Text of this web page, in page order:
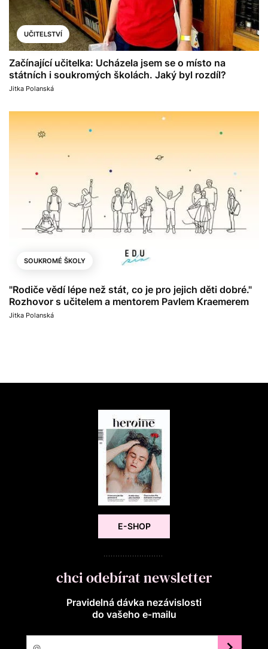
UČITELSTVÍ
Začínající učitelka: Ucházela jsem se o místo na
státních i soukromých školách. Jaký byl rozdíl?
Jitka Polanská
SOUKROMÉ ŠKOLY
"Rodiče vědí lépe než stát, co je pro jejich děti dobré."
Rozhovor s učitelem a mentorem Pavlem Kraemerem
Jitka Polanská
E-SHOP
chci odebírat newsletter
Pravidelná dávka nezávislosti
do vašeho e‑mailu